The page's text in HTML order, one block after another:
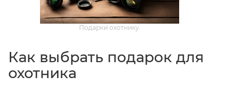
Подарки охотнику.
Как выбрать подарок для
охотника